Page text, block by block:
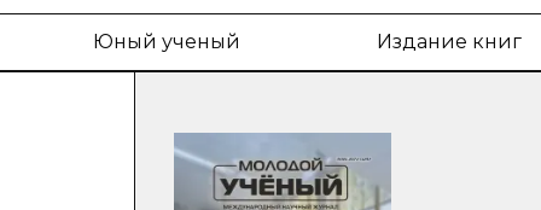
Юный ученый Издание книг